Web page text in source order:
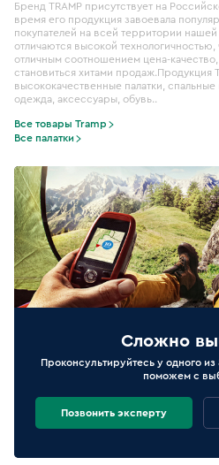
Бренд TRAMP присутствует на
время его продукция завоевала
покупателей на всей территории
отличаются высокой
отличным соотношением цена-качество,
становиться хитами продаж.Продукция
высококачественные палатки,
одежда, аксессуары, обувь..
Все товары Tramp
Все палатки
Сложно
Проконсультируйтесь у одного
поможем с
Позвонить эксперту